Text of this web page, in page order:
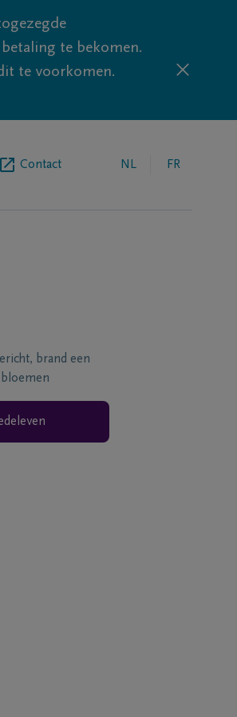
te bekomen.
te voorkomen.
Contact NL FR
brand een